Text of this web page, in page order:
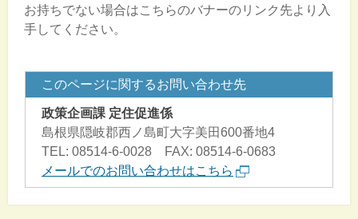
お持ちでない場合はこちらのバナーのリンク先より入
手してください。
このページに関するお問い合わせ先
政策企画課 定住促進係
島根県隠岐郡西ノ島町大字美田600番地4
TEL: 08514-6-0028 FAX: 08514-6-0683
メールでのお問い合わせはこちら